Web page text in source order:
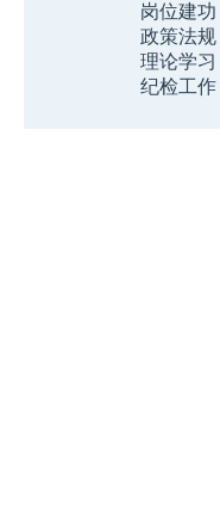
岗位建功
政策法规
理论学习
纪检工作